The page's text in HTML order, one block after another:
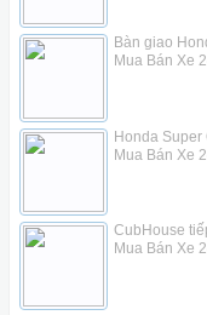
Bàn giao
Mua Bán Xe
Honda Super
Mua Bán Xe
CubHouse
Mua Bán Xe